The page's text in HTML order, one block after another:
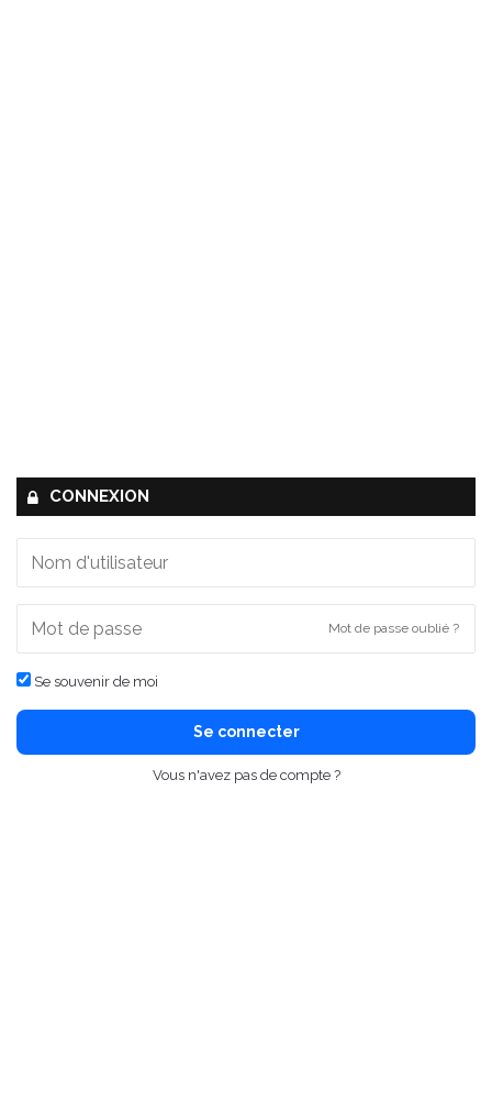
CONNEXION
Mot de passe oublié ?
Se souvenir de moi
Se connecter
Vous n'avez pas de compte ?